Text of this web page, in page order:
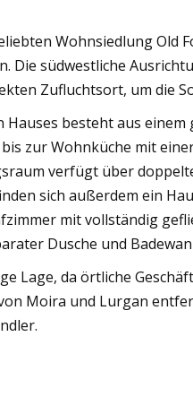
Wohnsiedlung Old
Die südwestliche
Zufluchtsort, um die
besteht aus
zur Wohnküche mit
verfügt über
sich außerdem ein
mit vollständig
Dusche und
Lage, da örtliche
Moira und Lurgan